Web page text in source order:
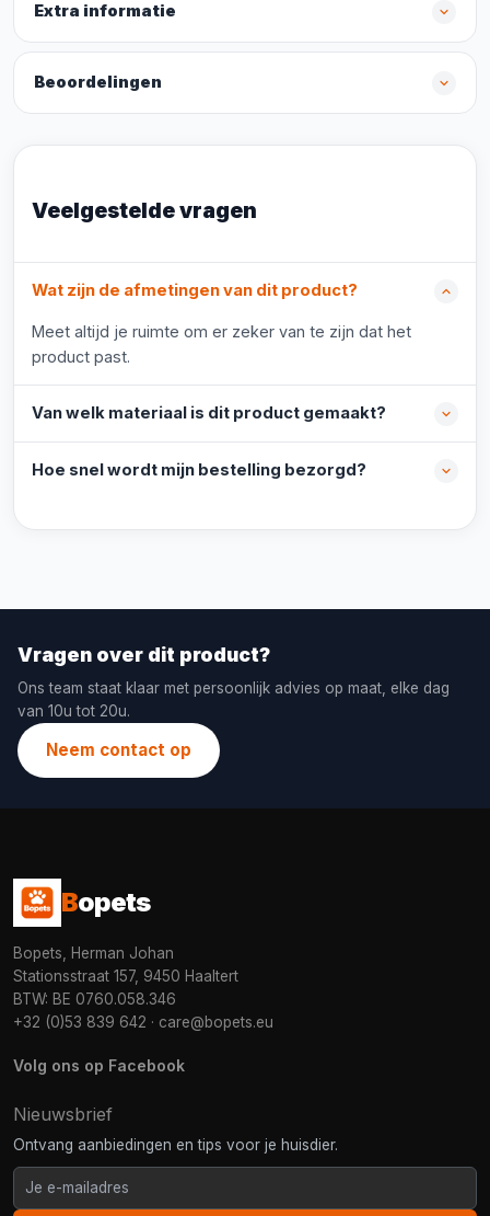
Extra informatie
Beoordelingen
Veelgestelde vragen
Wat zijn de afmetingen van dit product?
Meet altijd je ruimte om er zeker van te zijn dat het
product past.
Van welk materiaal is dit product gemaakt?
Hoe snel wordt mijn bestelling bezorgd?
Vragen over dit product?
Ons team staat klaar met persoonlijk advies op maat, elke dag
van 10u tot 20u.
Neem contact op
Bopets
Bopets, Herman Johan
Stationsstraat 157, 9450 Haaltert
BTW: BE 0760.058.346
+32 (0)53 839 642 · care@bopets.eu
Volg ons op Facebook
Nieuwsbrief
Ontvang aanbiedingen en tips voor je huisdier.